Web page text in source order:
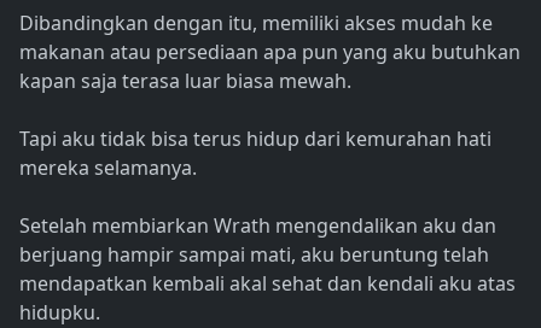
Dibandingkan dengan itu, memiliki akses mudah ke
makanan atau persediaan apa pun yang aku butuhkan
kapan saja terasa luar biasa mewah.
Tapi aku tidak bisa terus hidup dari kemurahan hati
mereka selamanya.
Setelah membiarkan Wrath mengendalikan aku dan
berjuang hampir sampai mati, aku beruntung telah
mendapatkan kembali akal sehat dan kendali aku atas
hidupku.